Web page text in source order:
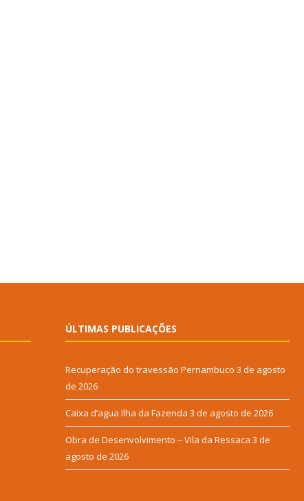
ÚLTIMAS PUBLICAÇÕES
Recuperação do travessão Pernambuco 3 de agosto
de 2026
Caixa d’agua Ilha da Fazenda 3 de agosto de 2026
Obra de Desenvolvimento – Vila da Ressaca 3 de
agosto de 2026